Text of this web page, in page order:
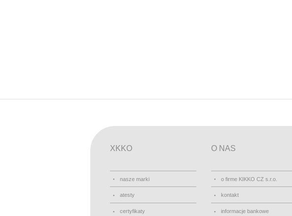
XKKO
nasze marki
atesty
certyfikaty
O NAS
o firme KIKKO CZ s.r.o.
kontakt
informacje bankowe